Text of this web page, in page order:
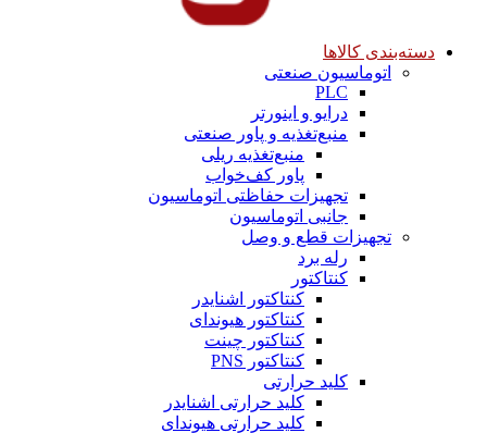
دسته‌بندی کالاها
اتوماسیون صنعتی
PLC
درایو و اینورتر
منبع‌تغذیه و پاور صنعتی
منبع‌تغذیه ریلی
پاور کف‌خواب
تجهیزات حفاظتی اتوماسیون
جانبی اتوماسیون
تجهیزات قطع و وصل
رله برد
کنتاکتور
کنتاکتور اشنایدر
کنتاکتور هیوندای
کنتاکتور چینت
کنتاکتور PNS
کلید حرارتی
کلید حرارتی اشنایدر
کلید حرارتی هیوندای